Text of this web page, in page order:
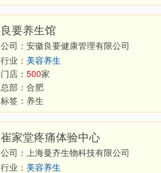
良要养生馆
公司：安徽良要健康管理有限公司
行业： 美容养生
门店： 500家
总部： 合肥
标签： 养生
崔家堂疼痛体验中心
公司：上海曼齐生物科技有限公司
行业： 美容养生